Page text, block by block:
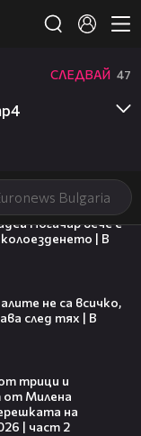
Bulgaria
СЛЕДВАЙ 47
Погачар вече е
| В
не са всичко,
след тях | В
трици и
от Милена
на
| част 2